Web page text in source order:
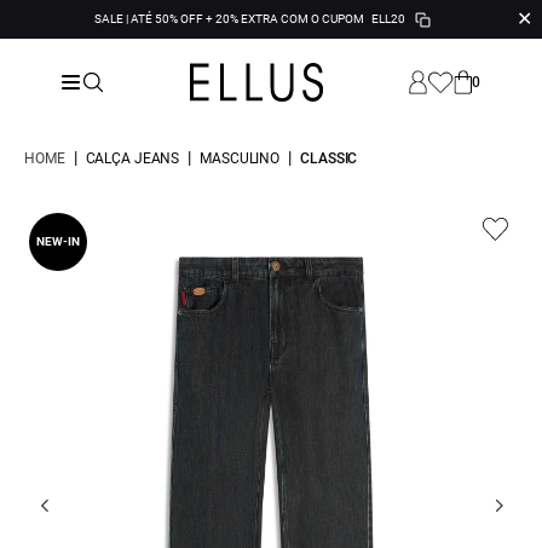
SALE | ATÉ 50% OFF + 20% EXTRA COM O CUPOM ELL20 ✕
0
HOME | CALÇA JEANS | MASCULINO | CLASSIC
NEW-IN